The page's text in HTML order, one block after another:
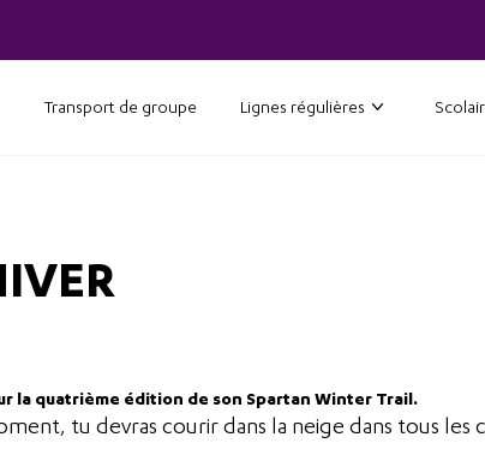
Transport de groupe Lignes régulières
la quatrième édition de son Spartan Winter Trail.
tu devras courir dans la neige dans tous les